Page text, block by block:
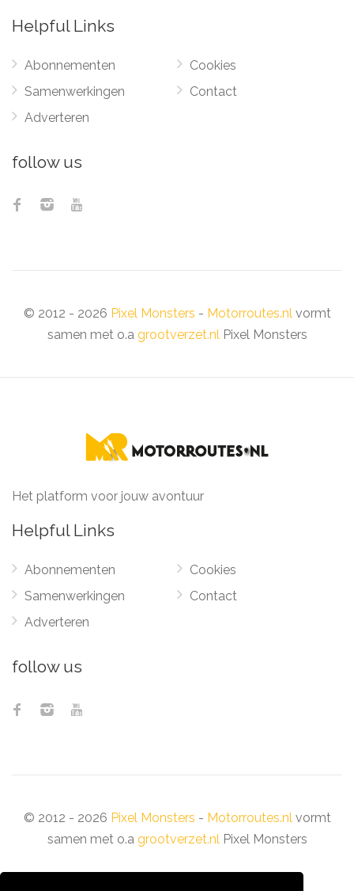
Helpful Links
Abonnementen
Samenwerkingen
Adverteren
Cookies
Contact
follow us
© 2012 - 2026 Pixel Monsters - Motorroutes.nlvormt
samen met o.a grootverzet.nlPixel Monsters
Het platform voor jouw avontuur
Helpful Links
Abonnementen
Samenwerkingen
Adverteren
Cookies
Contact
follow us
© 2012 - 2026 Pixel Monsters - Motorroutes.nlvormt
samen met o.a grootverzet.nlPixel Monsters